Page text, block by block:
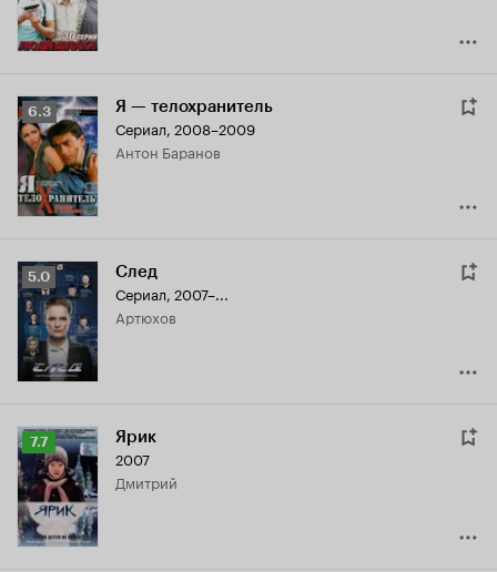
Рейтинг
Кинопоиска
6.3
6.3 Я — телохранитель
Сериал, 2008–2009
Антон Баранов
Рейтинг
Кинопоиска
5.0
5.0 След
Сериал, 2007–...
Артюхов
Рейтинг
Кинопоиска
7.7
7.7 Ярик
2007
Дмитрий